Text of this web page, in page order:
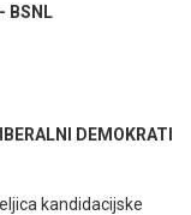
BSNL
DEMOKRATI
kandidacijske